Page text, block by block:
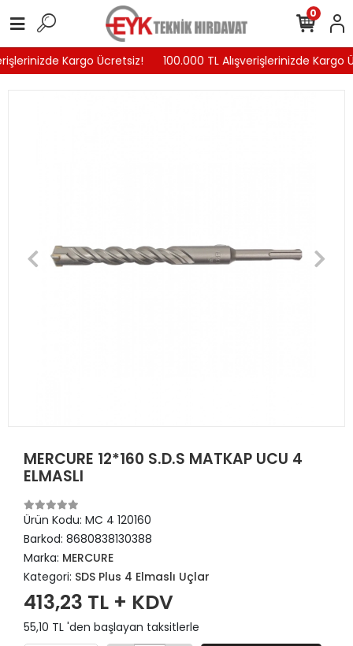
Kargo Ücretsiz! 100.000 TL Alışverişlerinizde Kargo
0
MERCURE 12*160 S.D.S MATKAP UCU 4
ELMASLI
Ürün Kodu: MC 4 120160
Barkod: 8680838130388
Marka: MERCURE
Kategori: SDS Plus 4 Elmaslı Uçlar
413,23 TL + KDV
55,10 TL 'den başlayan taksitlerle